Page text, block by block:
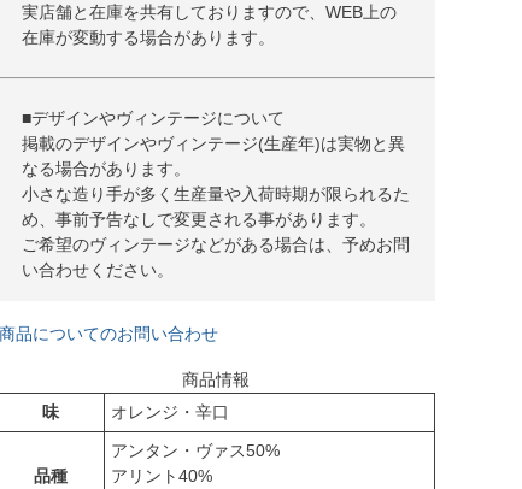
実店舗と在庫を共有しておりますので、WEB上の
在庫が変動する場合があります。
■デザインやヴィンテージについて
掲載のデザインやヴィンテージ(生産年)は実物と異
なる場合があります。
小さな造り手が多く生産量や入荷時期が限られるた
め、事前予告なしで変更される事があります。
ご希望のヴィンテージなどがある場合は、予めお問
い合わせください。
商品についてのお問い合わせ
商品情報
味
オレンジ・辛口
品種
アンタン・ヴァス50%
アリント40%